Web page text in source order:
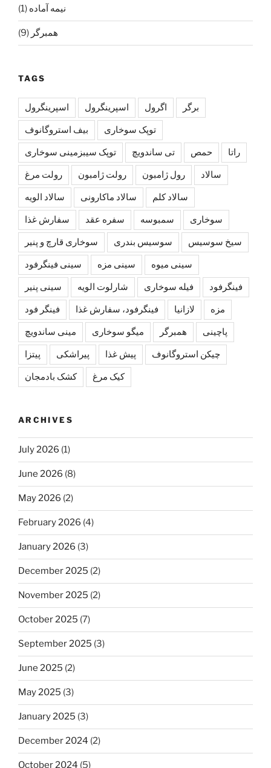
نیمه آماده (1)
همبرگر (9)
TAGS
اسپرينگرول اسپرینگرول اگرول برگر
بیف استروگانوف توپک سوخاری
توپک سیبزمینی سوخاری تی ساندویچ حمص راتا
رولت مرغ رولت ژامبون رول ژامبون سالاد
سالاد الویه سالاد ماکارونی سالاد کلم
سفارش غذا سفره عقد سمبوسه سوخاری
سوخاری قارچ و پنیر سوسیس بندری سیخ سوسیس
سینی فینگرفود سینی مزه سینی میوه
سینی پنیر شارلوت الويه فیله سوخاری فینگرفود
فینگر فود فینگرفود، سفارش غذا لازانیا مزه
مینی ساندویچ میگو سوخاری همبرگر پاچینی
پیتزا پیراشکی پیش غذا چیکن استروگانوف
کشک بادمجان کیک مرغ
ARCHIVES
July 2026 (1)
June 2026 (8)
May 2026 (2)
February 2026 (4)
January 2026 (3)
December 2025 (2)
November 2025 (2)
October 2025 (7)
September 2025 (3)
June 2025 (2)
May 2025 (3)
January 2025 (3)
December 2024 (2)
October 2024 (5)